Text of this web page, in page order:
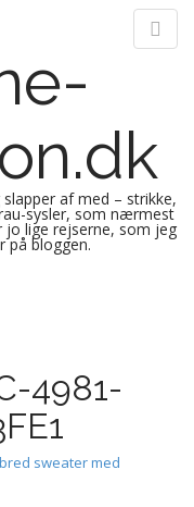
af med – strikke,
sysler, som nærmest
lige rejserne, som jeg
på bloggen.
4981-
sweater med